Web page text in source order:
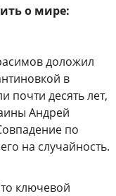
о мире:
доложил
в
почти десять лет,
Андрей
по
на случайность.
ключевой